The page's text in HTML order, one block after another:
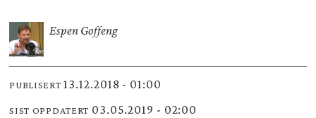
Espen Goffeng
PUBLISERT 13.12.2018 - 01:00
SIST OPPDATERT 03.05.2019 - 02:00